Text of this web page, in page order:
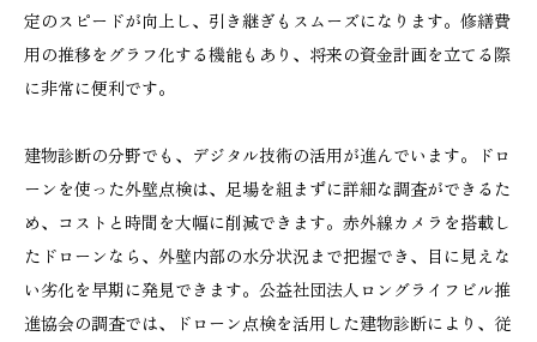
定のスピードが向上し、引き継ぎもスムーズになります。修繕費
用の推移をグラフ化する機能もあり、将来の資金計画を立てる際
に非常に便利です。
建物診断の分野でも、デジタル技術の活用が進んでいます。ドロ
ーンを使った外壁点検は、足場を組まずに詳細な調査ができるた
め、コストと時間を大幅に削減できます。赤外線カメラを搭載し
たドローンなら、外壁内部の水分状況まで把握でき、目に見えな
い劣化を早期に発見できます。公益社団法人ロングライフビル推
進協会の調査では、ドローン点検を活用した建物診断により、従